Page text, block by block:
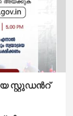
സ്റ്റുഡന്‍റ്